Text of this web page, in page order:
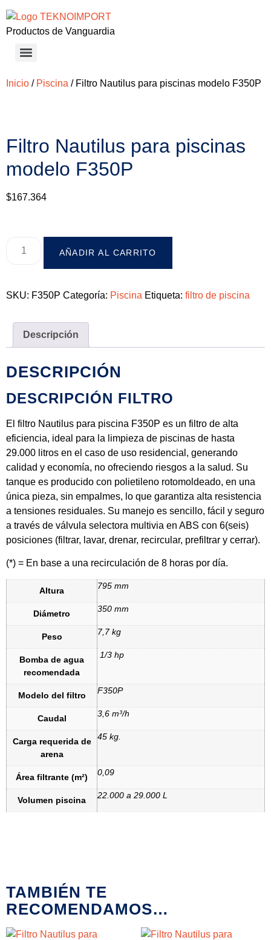
Productos de Vanguardia
Inicio / Piscina / Filtro Nautilus para piscinas modelo F350P
Filtro Nautilus para piscinas
modelo F350P
$167.364
AÑADIR AL CARRITO
SKU: F350P Categoría: Piscina Etiqueta: filtro de piscina
Descripción
DESCRIPCIÓN
DESCRIPCIÓN FILTRO
El filtro Nautilus para piscina F350P es un filtro de alta
eficiencia, ideal para la limpieza de piscinas de hasta
29.000 litros en el caso de uso residencial, generando
calidad y economía, no ofreciendo riesgos a la salud. Su
tanque es producido con polietileno rotomoldeado, en una
única pieza, sin empalmes, lo que garantiza alta resistencia
a tensiones residuales. Su manejo es sencillo, fácil y seguro
a través de válvula selectora multivia en ABS con 6(seis)
posiciones (filtrar, lavar, drenar, recircular, prefiltrar y cerrar).
(*) = En base a una recirculación de 8 horas por día.
Altura 795 mm
Diámetro 350 mm
Peso 7,7 kg
Bomba de agua
recomendada
1/3 hp
Modelo del filtro F350P
Caudal 3,6 m³/h
Carga requerida de
arena
45 kg.
Área filtrante (m²) 0,09
Volumen piscina 22.000 a 29.000 L
TAMBIÉN TE
RECOMENDAMOS…